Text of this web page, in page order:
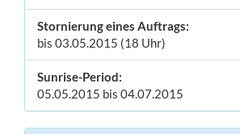
Stornierung eines Auftrags:
bis 03.05.2015 (18 Uhr)
Sunrise-Period:
05.05.2015 bis 04.07.2015